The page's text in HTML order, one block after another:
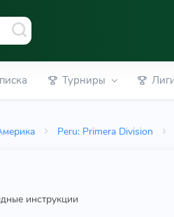
Турниры
Peru: Primera Division
инструкции